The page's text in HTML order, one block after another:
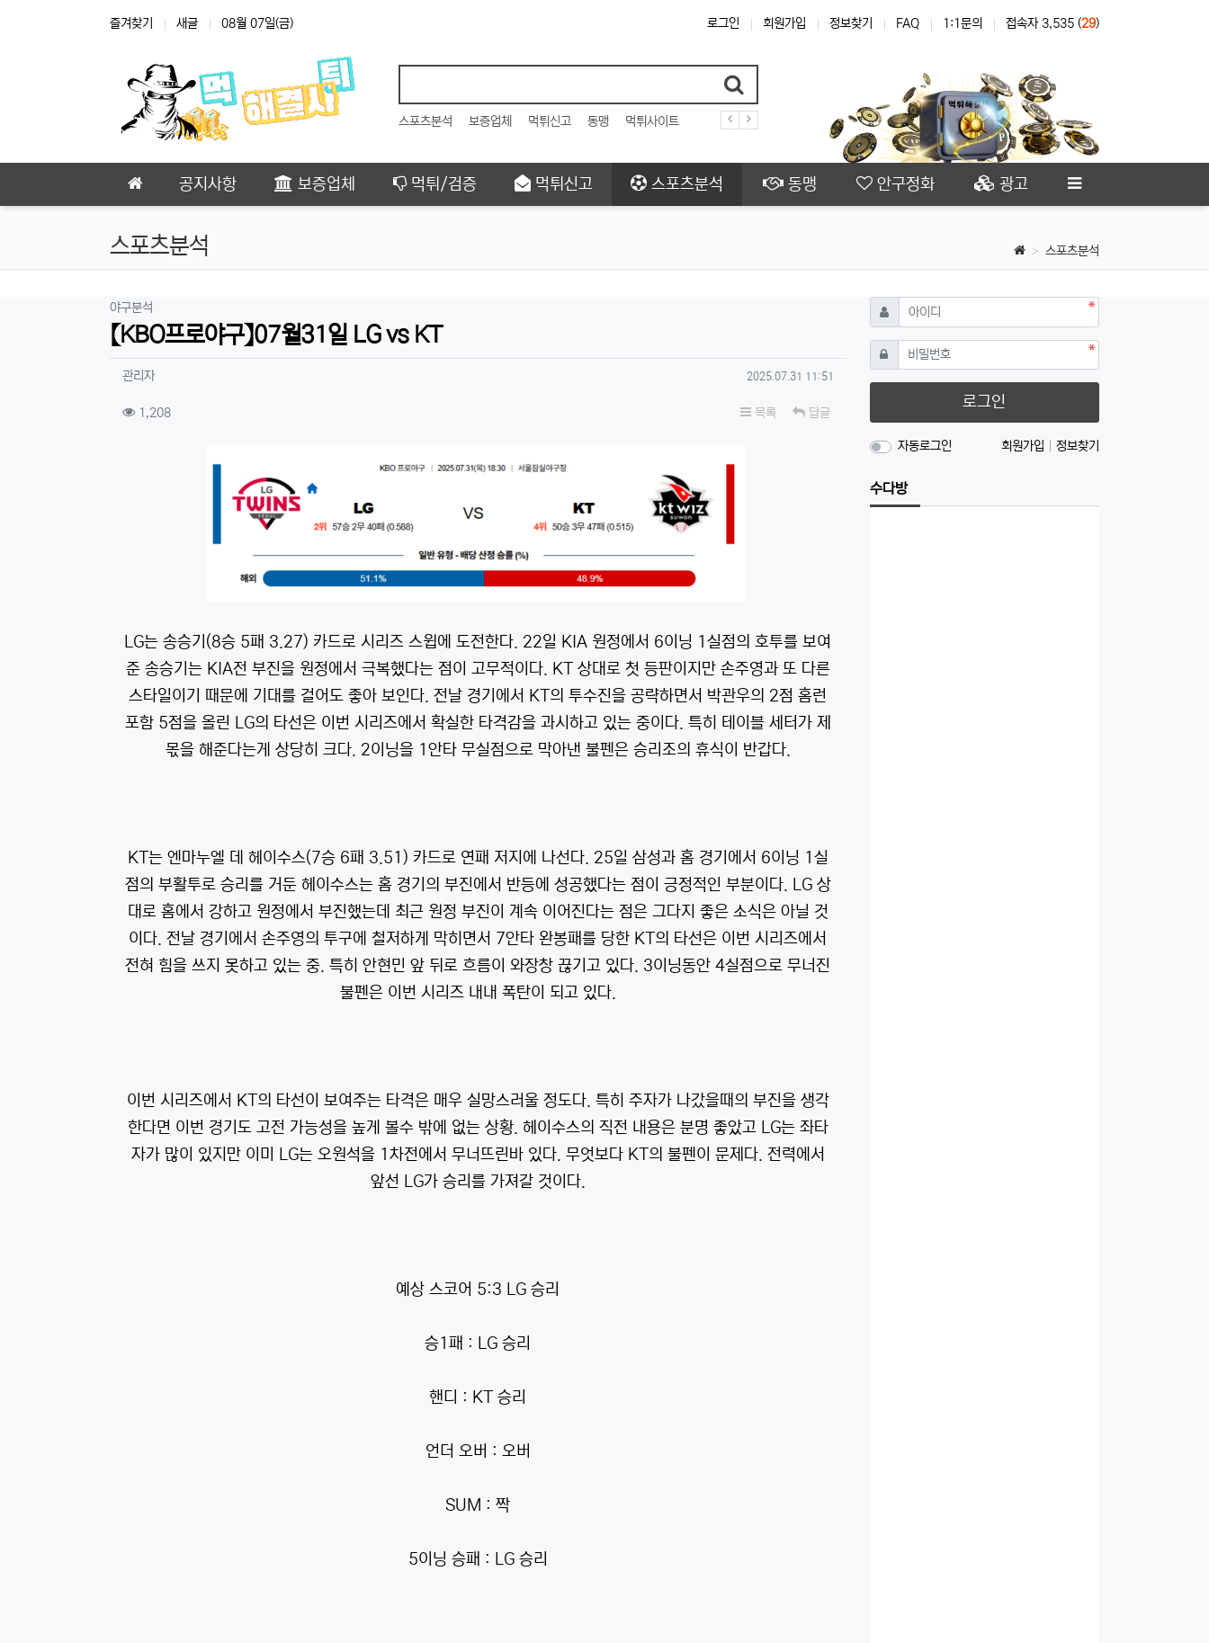
즐겨찾기 새글 08월 07일(금) 로그인 회원가입 정보찾기 FAQ 1:1문의 접속자 3,535 (29)
스포츠분석 보증업체 먹튀신고 동맹 먹튀사이트
공지사항 보증업체 먹튀/검증 먹튀신고 스포츠분석 동맹 안구정화 광고
스포츠분석 스포츠분석
야구분석
【KBO프로야구】07월31일 LG vs KT
작성자 정보
관리자작성 작성일
2025.07.31 11:51
컨텐츠 정보
1,208조회 목록 답글
LG는 송승기(8승 5패 3.27) 카드로 시리즈 스윕에 도전한다. 22일 KIA 원정에서 6이닝 1실점의 호투를 보여
준 송승기는 KIA전 부진을 원정에서 극복했다는 점이 고무적이다. KT 상대로 첫 등판이지만 손주영과 또 다른
스타일이기 때문에 기대를 걸어도 좋아 보인다. 전날 경기에서 KT의 투수진을 공략하면서 박관우의 2점 홈런
포함 5점을 올린 LG의 타선은 이번 시리즈에서 확실한 타격감을 과시하고 있는 중이다. 특히 테이블 세터가 제
몫을 해준다는게 상당히 크다. 2이닝을 1안타 무실점으로 막아낸 불펜은 승리조의 휴식이 반갑다.
KT는 엔마누엘 데 헤이수스(7승 6패 3.51) 카드로 연패 저지에 나선다. 25일 삼성과 홈 경기에서 6이닝 1실
점의 부활투로 승리를 거둔 헤이수스는 홈 경기의 부진에서 반등에 성공했다는 점이 긍정적인 부분이다. LG 상
대로 홈에서 강하고 원정에서 부진했는데 최근 원정 부진이 계속 이어진다는 점은 그다지 좋은 소식은 아닐 것
이다. 전날 경기에서 손주영의 투구에 철저하게 막히면서 7안타 완봉패를 당한 KT의 타선은 이번 시리즈에서
전혀 힘을 쓰지 못하고 있는 중. 특히 안현민 앞 뒤로 흐름이 와장창 끊기고 있다. 3이닝동안 4실점으로 무너진
불펜은 이번 시리즈 내내 폭탄이 되고 있다.
이번 시리즈에서 KT의 타선이 보여주는 타격은 매우 실망스러울 정도다. 특히 주자가 나갔을때의 부진을 생각
한다면 이번 경기도 고전 가능성을 높게 볼수 밖에 없는 상황. 헤이수스의 직전 내용은 분명 좋았고 LG는 좌타
자가 많이 있지만 이미 LG는 오원석을 1차전에서 무너뜨린바 있다. 무엇보다 KT의 불펜이 문제다. 전력에서
앞선 LG가 승리를 가져갈 것이다.
예상 스코어 5:3 LG 승리
승1패 : LG 승리
핸디 : KT 승리
언더 오버 : 오버
SUM : 짝
5이닝 승패 : LG 승리
아이디 필수
비밀번호필수
로그인
자동로그인 회원가입 정보찾기
수다방